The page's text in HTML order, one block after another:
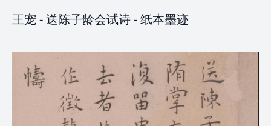
王宠-送陈子龄会试诗- 纸本墨迹